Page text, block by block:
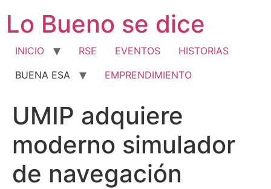
contenido
Lo Bueno se dice
INICIO RSE EVENTOS
HISTORIAS
BUENA ESA
EMPRENDIMIENTO
UMIP adquiere
moderno simulador
de navegación